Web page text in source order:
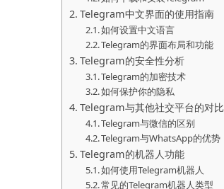
Telegram中文界面的使用指南
如何设置中文语言
Telegram的界面布局和功能
Telegram的安全性分析
Telegram的加密技术
如何保护你的隐私
Telegram与其他社交平台的对比
Telegram与微信的区别
Telegram与WhatsApp的优势
Telegram的机器人功能
如何使用Telegram机器人
常见的Telegram机器人类型